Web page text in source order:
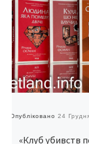
Опубліковано 24
«Клуб убивств